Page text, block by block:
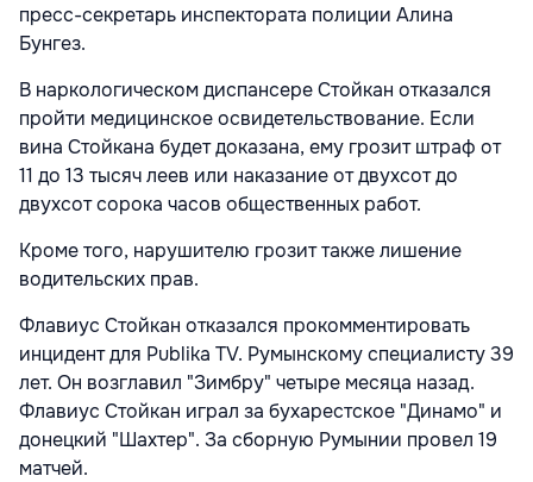
пресс-секретарь инспектората полиции Алина
Бунгез.
В наркологическом диспансере Стойкан отказался
пройти медицинское освидетельствование. Если
вина Стойкана будет доказана, ему грозит штраф от
11 до 13 тысяч леев или наказание от двухсот до
двухсот сорока часов общественных работ.
Кроме того, нарушителю грозит также лишение
водительских прав.
Флавиус Стойкан отказался прокомментировать
инцидент для Publika TV. Румынскому специалисту 39
лет. Он возглавил "Зимбру" четыре месяца назад.
Флавиус Стойкан играл за бухарестское "Динамо" и
донецкий "Шахтер". За сборную Румынии провел 19
матчей.